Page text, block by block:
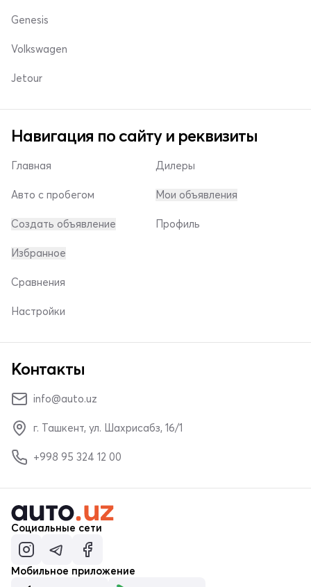
Genesis
Volkswagen
Jetour
Навигация по сайту и реквизиты
Главная
Авто с пробегом
Создать объявление
Дилеры
Мои объявления
Профиль
Избранное
Сравнения
Настройки
Контакты
info@auto.uz
г. Ташкент, ул. Шахрисабз, 16/1
+998 95 324 12 00
Социальные сети
Мобильное приложение